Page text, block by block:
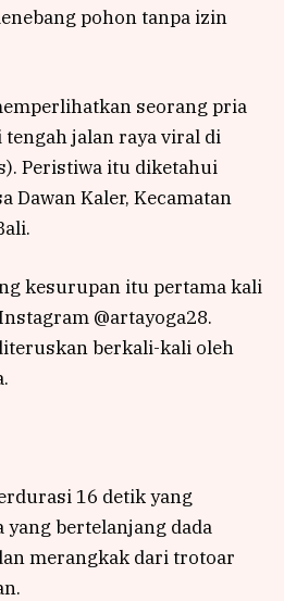
pohon tanpa izin
seorang pria
jalan raya viral di
Peristiwa itu diketahui
Dawan Kaler, Kecamatan
kesurupan itu pertama kali
@artayoga28.
berkali-kali oleh
16 detik yang
yang bertelanjang dada
merangkak dari trotoar